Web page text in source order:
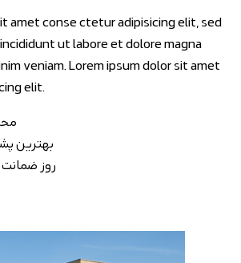
amet conse ctetur adipisicing elit, sed
ut labore et dolore magna
veniam. Lorem ipsum dolor sit amet
elit.
بهترین
30 روز